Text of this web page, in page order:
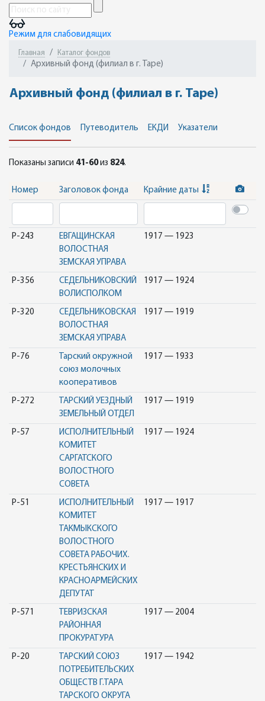
Режим для слабовидящих
Главная Каталог фондов
Архивный фонд (филиал в г. Таре)
Архивный фонд (филиал в г. Таре)
Список фондов Путеводитель ЕКДИ Указатели
Показаны записи 41-60из 824.
Номер Заголовок фонда Крайние даты
Р-243
ЕВГАЩИНСКАЯ
ВОЛОСТНАЯ
ЗЕМСКАЯ УПРАВА
1917 — 1923
Р-356
СЕДЕЛЬНИКОВСКИЙ
ВОЛИСПОЛКОМ
1917 — 1924
Р-320
СЕДЕЛЬНИКОВСКАЯ
ВОЛОСТНАЯ
ЗЕМСКАЯ УПРАВА
1917 — 1919
Р-76
Тарский окружной
союз молочных
кооперативов
1917 — 1933
Р-272
ТАРСКИЙ УЕЗДНЫЙ
ЗЕМЕЛЬНЫЙ ОТДЕЛ
1917 — 1919
Р-57
ИСПОЛНИТЕЛЬНЫЙ
КОМИТЕТ
САРГАТСКОГО
ВОЛОСТНОГО
СОВЕТА
1917 — 1924
Р-51
ИСПОЛНИТЕЛЬНЫЙ
КОМИТЕТ
ТАКМЫКСКОГО
ВОЛОСТНОГО
СОВЕТА РАБОЧИХ.
КРЕСТЬЯНСКИХ И
КРАСНОАРМЕЙСКИХ
ДЕПУТАТ
1917 — 1917
Р-571
ТЕВРИЗСКАЯ
РАЙОННАЯ
ПРОКУРАТУРА
1917 — 2004
Р-20
ТАРСКИЙ СОЮЗ
ПОТРЕБИТЕЛЬСКИХ
ОБЩЕСТВ Г.ТАРА
ТАРСКОГО ОКРУГА
1917 — 1942